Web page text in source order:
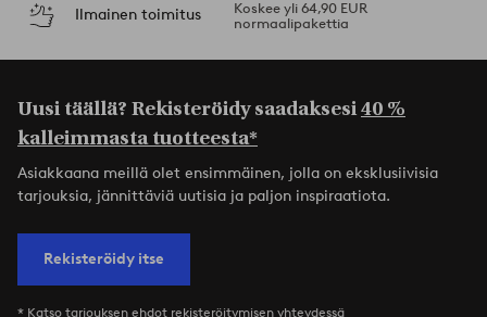
Ilmainen toimitus
Koskee yli 64,90 EUR
normaalipakettia
Uusi täällä? Rekisteröidy saadaksesi40 %
kalleimmasta tuotteesta*
Asiakkaana meillä olet ensimmäinen, jolla on eksklusiivisia
tarjouksia, jännittäviä uutisia ja paljon inspiraatiota.
Rekisteröidy itse
* Katso tarjouksen ehdot rekisteröitymisen yhteydessä